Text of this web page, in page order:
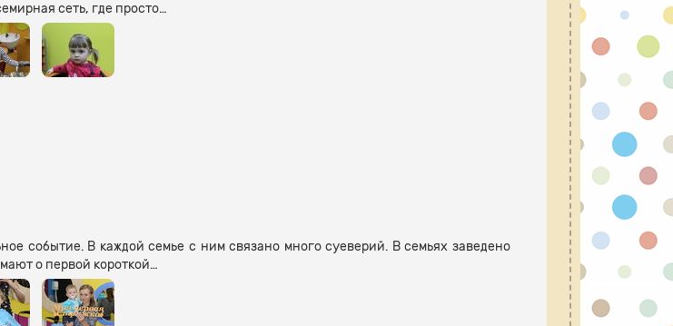
сеть, где просто…
событие. В каждой семье с ним связано много суеверий. В семьях заведено
о первой короткой…